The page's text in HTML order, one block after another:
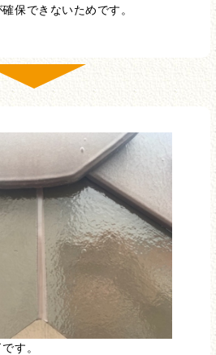
保できないためです。
す。